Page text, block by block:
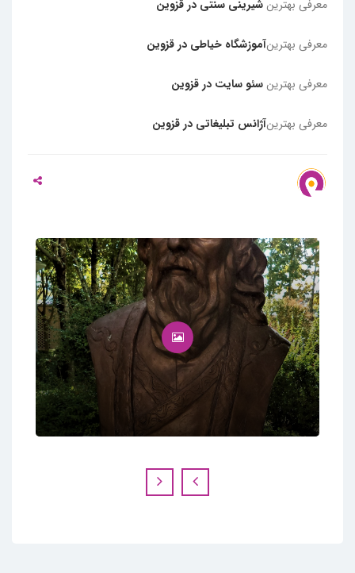
معرفی بهترین شیرینی سنتی در قزوین
معرفی بهترینآموزشگاه خیاطی در قزوین
معرفی بهترین سئو سایت در قزوین
معرفی بهترینآژانس تبلیغاتی در قزوین